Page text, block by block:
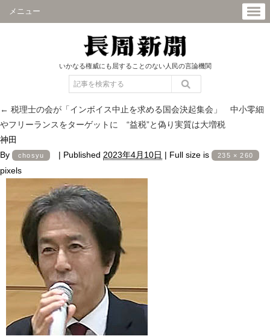
メニュー
いかなる権威にも屈することのない人民の言論機関
← 税理士の会が「インボイス中止を求める国会決起集会」 中小零細
やフリーランスをターゲットに “益税”と偽り実質は大増税
神田
By
chosyu | Published 2023年4月10日 | Full size is 235 × 260
pixels